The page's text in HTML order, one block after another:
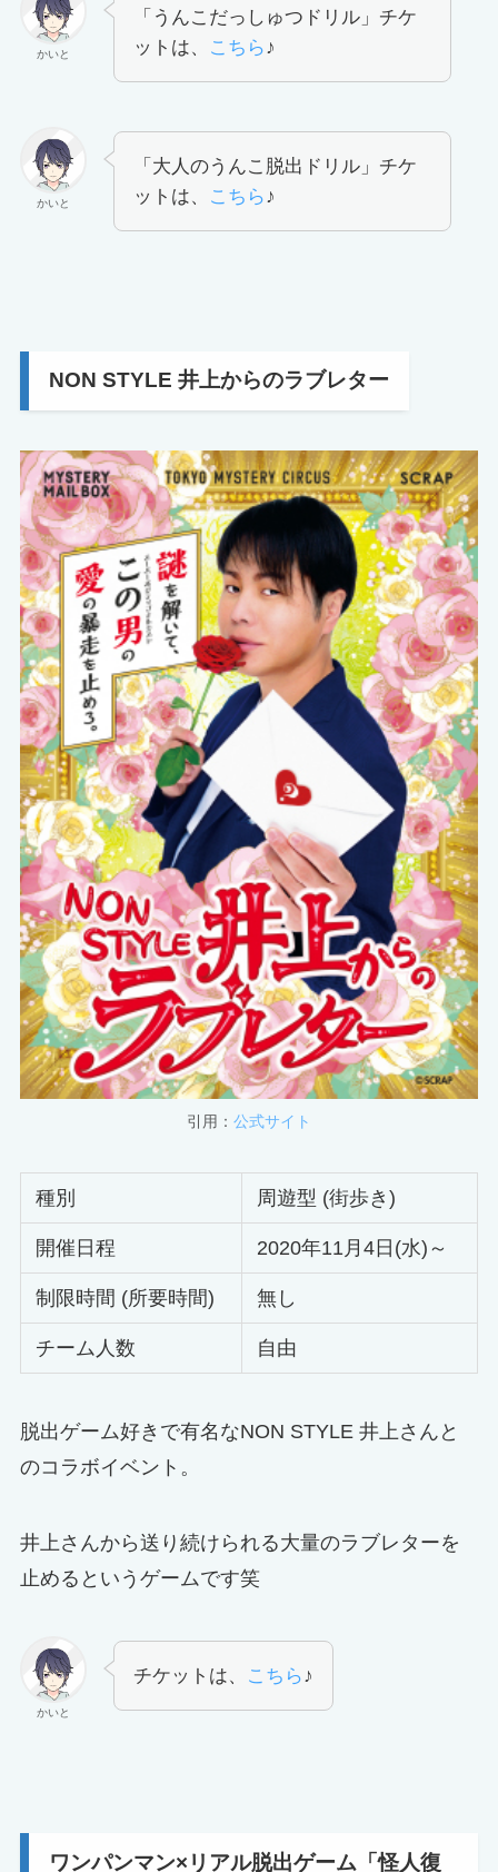
かいと
「うんこだっしゅつドリル」チケ
ットは、
こちら♪
かいと
「大人のうんこ脱出ドリル」チケ
ットは、
こちら♪
NON STYLE 井上からのラブレター
引用： 公式サイト
種別 周遊型 (街歩き)
開催日程 2020年11月4日(水)～
制限時間 (所要時間) 無し
チーム人数 自由
脱出ゲーム好きで有名なNON STYLE 井上さんと
のコラボイベント。
井上さんから送り続けられる大量のラブレターを
止めるというゲームです笑
かいと
チケットは、 こちら ♪
ワンパンマン×リアル脱出ゲーム「怪人復